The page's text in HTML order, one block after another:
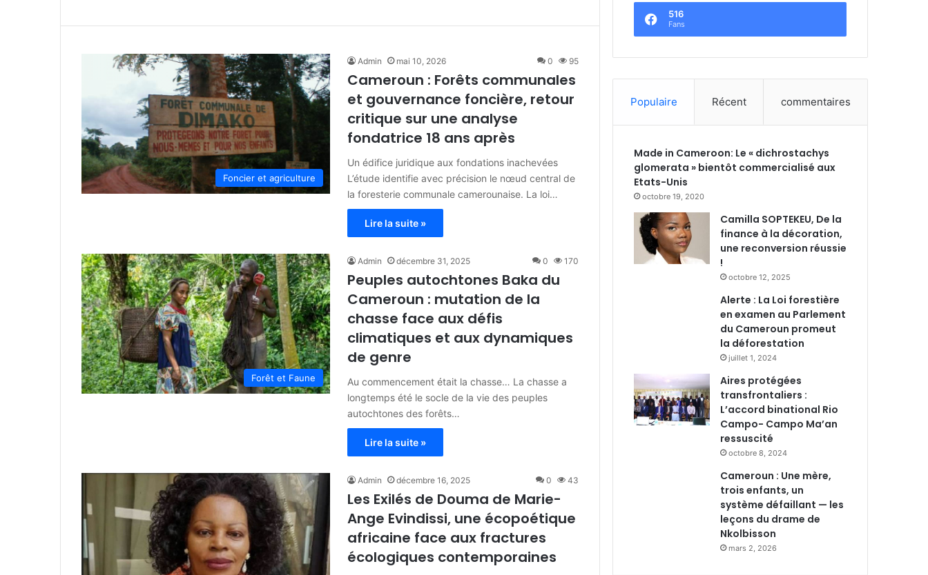
Foncier et agriculture
Admin mai 10, 2026 0 95
Cameroun : Forêts communales
et gouvernance foncière, retour
critique sur une analyse
fondatrice 18 ans après
Un édifice juridique aux fondations inachevées
L’étude identifie avec précision le nœud central de
la foresterie communale camerounaise. La loi…
Lire la suite »
Forêt et Faune
Admin décembre 31, 2025 0 170
Peuples autochtones Baka du
Cameroun : mutation de la
chasse face aux défis
climatiques et aux dynamiques
de genre
Au commencement était la chasse… La chasse a
longtemps été le socle de la vie des peuples
autochtones des forêts…
Lire la suite »
Admin décembre 16, 2025 0 43
Les Exilés de Douma de Marie-
Ange Evindissi, une écopoétique
africaine face aux fractures
écologiques contemporaines
516
Fans
Populaire Récent commentaires
Made in Cameroon: Le « dichrostachys
glomerata » bientôt commercialisé aux
Etats-Unis
octobre 19, 2020
Camilla SOPTEKEU, De la
finance à la décoration,
une reconversion réussie
!
octobre 12, 2025
Alerte : La Loi forestière
en examen au Parlement
du Cameroun promeut
la déforestation
juillet 1, 2024
Aires protégées
transfrontaliers :
L’accord binational Rio
Campo- Campo Ma’an
ressuscité
octobre 8, 2024
Cameroun : Une mère,
trois enfants, un
système défaillant — les
leçons du drame de
Nkolbisson
mars 2, 2026